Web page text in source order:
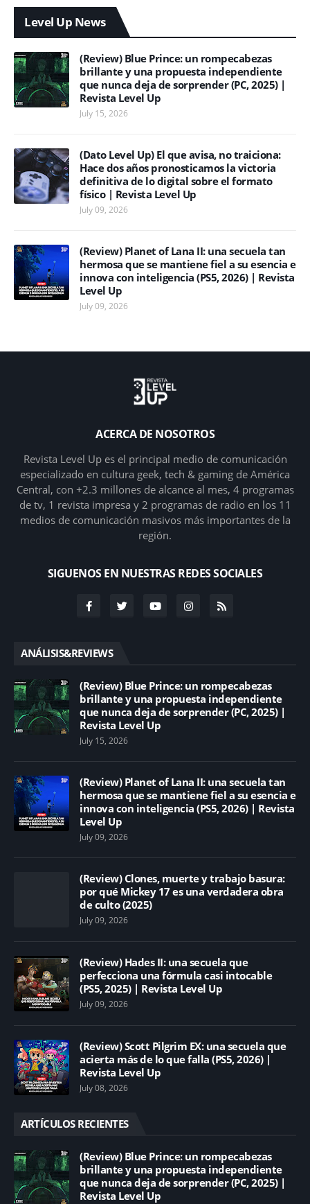
Level Up News
(Review) Blue Prince: un rompecabezas
brillante y una propuesta independiente
que nunca deja de sorprender (PC, 2025) |
Revista Level Up
July 15, 2026
(Dato Level Up) El que avisa, no traiciona:
Hace dos años pronosticamos la victoria
definitiva de lo digital sobre el formato
físico | Revista Level Up
July 09, 2026
(Review) Planet of Lana II: una secuela tan
hermosa que se mantiene fiel a su esencia e
innova con inteligencia (PS5, 2026) | Revista
Level Up
July 09, 2026
ACERCA DE NOSOTROS
Revista Level Up es el principal medio de comunicación
especializado en cultura geek, tech & gaming de América
Central, con +2.3 millones de alcance al mes, 4 programas
de tv, 1 revista impresa y 2 programas de radio en los 11
medios de comunicación masivos más importantes de la
región.
SIGUENOS EN NUESTRAS REDES SOCIALES
ANÁLISIS&REVIEWS
(Review) Blue Prince: un rompecabezas
brillante y una propuesta independiente
que nunca deja de sorprender (PC, 2025) |
Revista Level Up
July 15, 2026
(Review) Planet of Lana II: una secuela tan
hermosa que se mantiene fiel a su esencia e
innova con inteligencia (PS5, 2026) | Revista
Level Up
July 09, 2026
(Review) Clones, muerte y trabajo basura:
por qué Mickey 17 es una verdadera obra
de culto (2025)
July 09, 2026
(Review) Hades II: una secuela que
perfecciona una fórmula casi intocable
(PS5, 2025) | Revista Level Up
July 09, 2026
(Review) Scott Pilgrim EX: una secuela que
acierta más de lo que falla (PS5, 2026) |
Revista Level Up
July 08, 2026
ARTÍCULOS RECIENTES
(Review) Blue Prince: un rompecabezas
brillante y una propuesta independiente
que nunca deja de sorprender (PC, 2025) |
Revista Level Up